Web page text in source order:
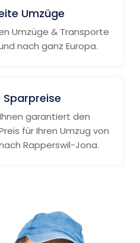
Umzüge
Umzüge & Transporte
nach ganz Europa.
garantiert den
für Ihren Umzug von
Rapperswil-Jona.